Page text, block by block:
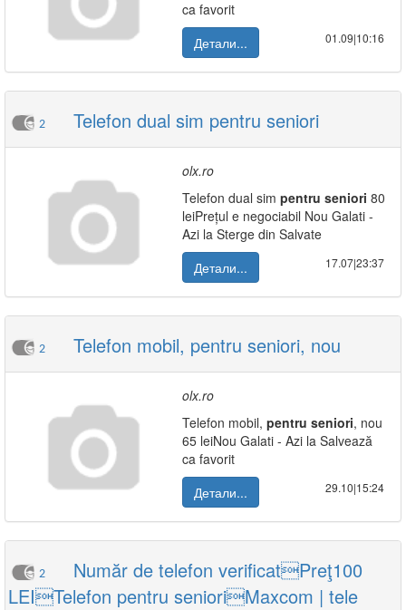
ca favorit
Детали...
01.09|10:16
2 Telefon dual sim pentru seniori
olx.ro
Telefon dual sim pentru seniori 80
leiPrețul e negociabil Nou Galati -
Azi la Sterge din Salvate
Детали...
17.07|23:37
2 Telefon mobil, pentru seniori, nou
olx.ro
Telefon mobil, pentru seniori, nou
65 leiNou Galati - Azi la Salvează
ca favorit
Детали...
29.10|15:24
2
Număr de telefon verificatPreţ100
LEITelefon pentru senioriMaxcom | tele